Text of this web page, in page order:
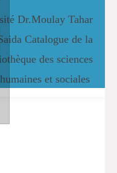
Dr.Moulay Tahar
Catalogue de la
des sciences
humaines et sociales